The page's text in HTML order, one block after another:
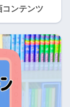
ンテンツ